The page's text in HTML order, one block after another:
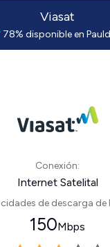
Viasat
78% disponible en
Conexión:
Internet Satelital
de descarga de
150Mbps